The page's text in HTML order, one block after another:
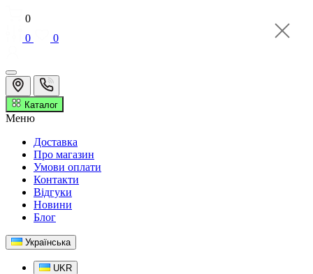
0
0
0
Каталог
Меню
Доставка
Про магазин
Умови оплати
Контакти
Відгуки
Новини
Блог
Українська
UKR